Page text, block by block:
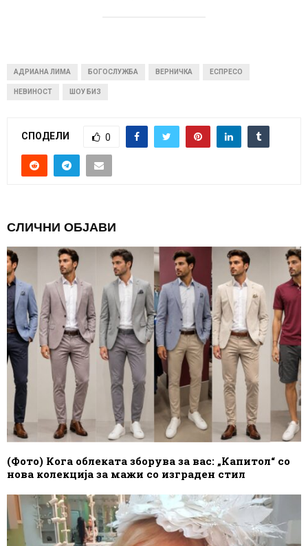
АДРИАНА ЛИМА БОГОСЛУЖБА ВЕРНИЧКА ЕСПРЕСО
НЕВИНОСТ ШОУ БИЗ
СПОДЕЛИ 0
СЛИЧНИ ОБЈАВИ
(Фото) Кога облеката зборува за вас: „Капитол“ со
нова колекција за мажи со изграден стил